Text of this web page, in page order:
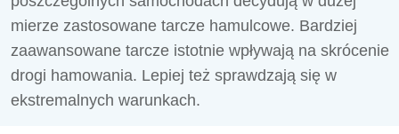
mierze zastosowane tarcze hamulcowe. Bardziej
zaawansowane tarcze istotnie wpływają na skrócenie
drogi hamowania. Lepiej też sprawdzają się w
ekstremalnych warunkach.